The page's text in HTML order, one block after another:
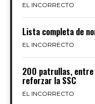
EL INCORRECTO
Lista completa de
EL INCORRECTO
200 patrullas,
reforzar la SSC
EL INCORRECTO